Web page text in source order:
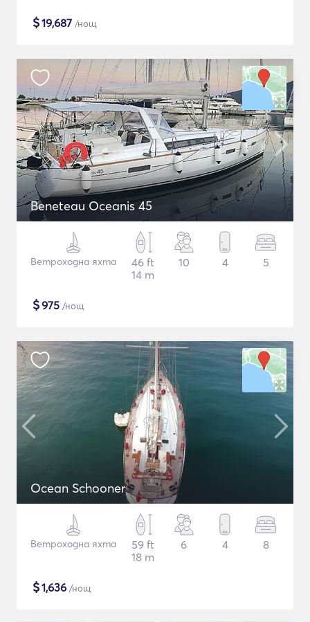
$19,687 /нощ
Beneteau Oceanis 45
Ветроходна яхта
46 ft
14 m
10 4 5
$975 /нощ
Ocean Schooner
Ветроходна яхта
59 ft
18 m
6 4 8
$1,636 /нощ